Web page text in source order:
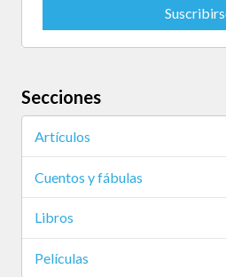
Secciones
Artículos
Cuentos y fábulas
Libros
Películas